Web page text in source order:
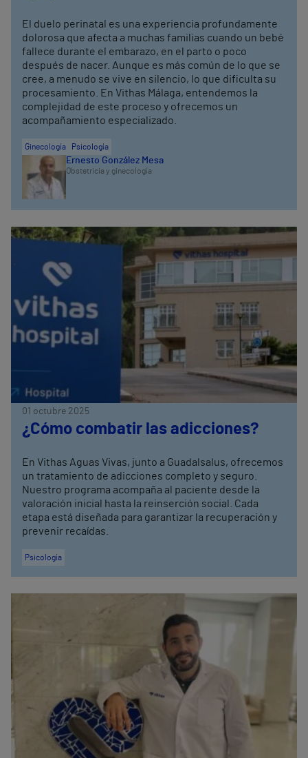
El duelo perinatal es una experiencia profundamente
dolorosa que afecta a muchas familias cuando un bebé
fallece durante el embarazo, en el parto o poco
después de nacer. Aunque es más común de lo que se
cree, a menudo se vive en silencio, lo que dificulta su
procesamiento. En Vithas Málaga, entendemos la
complejidad de este proceso y ofrecemos un
acompañamiento especializado.
Ginecología Psicología
Ernesto González Mesa
Obstetricia y ginecología
01 octubre 2025
¿Cómo combatir las adicciones?
En Vithas Aguas Vivas, junto a Guadalsalus, ofrecemos
un tratamiento de adicciones completo y seguro.
Nuestro programa acompaña al paciente desde la
valoración inicial hasta la reinserción social. Cada
etapa está diseñada para garantizar la recuperación y
prevenir recaídas.
Psicología